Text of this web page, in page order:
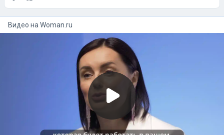
Видео на woman.ru